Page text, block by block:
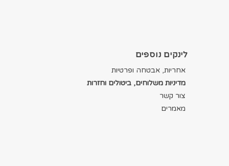
לינקים נוספים
אחריות, אבטחה ופרטיות
מדיניות משלוחים, ביטולים וחזרות
צור קשר
מאמרים